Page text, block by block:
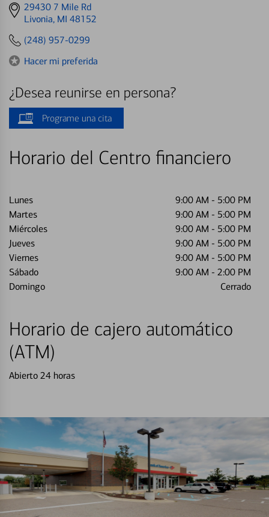
Get
directions
29430 7 Mile Rd
Livonia, MI 48152
(248) 957-0299
Hacer mi preferida
¿Desea reunirse en persona?
Programe una cita
Horario del Centro financiero
Lunes 9:00 AM - 5:00 PM
Martes
9:00 AM - 5:00 PM
Miércoles
9:00 AM - 5:00 PM
Jueves
9:00 AM - 5:00 PM
Viernes
9:00 AM - 5:00 PM
Sábado
9:00 AM - 2:00 PM
Domingo
Cerrado
Horario de cajero automático
(ATM)
Abierto 24 horas